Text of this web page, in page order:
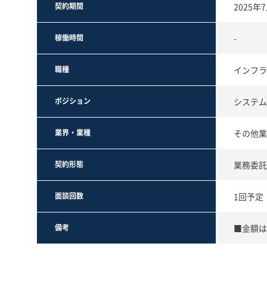
契約期間 2025年
稼働時間 -
職種 インフ
ポジション システ
業界・業種 その他
契約形態 業務委
面談回数 1回予定
備考 ■金額は